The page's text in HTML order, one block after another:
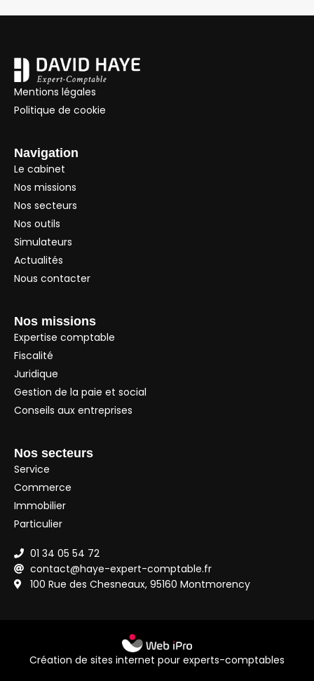
Mentions légales
Politique de cookie
Navigation
Le cabinet
Nos missions
Nos secteurs
Nos outils
Simulateurs
Actualités
Nous contacter
Nos missions
Expertise comptable
Fiscalité
Juridique
Gestion de la paie et social
Conseils aux entreprises
Nos secteurs
Service
Commerce
Immobilier
Particulier
01 34 05 54 72
contact@haye-expert-comptable.fr
100 Rue des Chesneaux, 95160 Montmorency
Création de sites internet pour experts-comptables